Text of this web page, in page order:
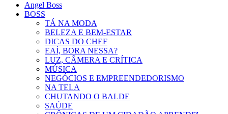
Angel Boss
BOSS
TÁ NA MODA
BELEZA E BEM-ESTAR
DICAS DO CHEF
EAÍ, BORA NESSA?
LUZ, CÂMERA E CRÍTICA
MÚSICA
NEGÓCIOS E EMPREENDEDORISMO
NA TELA
CHUTANDO O BALDE
SAÚDE